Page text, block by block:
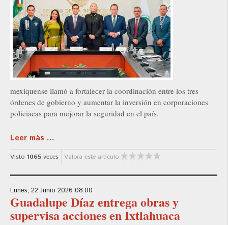
mexiquense llamó a fortalecer la coordinación entre los tres
órdenes de gobierno y aumentar la inversión en corporaciones
policiacas para mejorar la seguridad en el país.
Leer más ...
Visto 1065 veces Valora este artículo
Lunes, 22 Junio 2026 08:00
Guadalupe Díaz entrega obras y
supervisa acciones en Ixtlahuaca